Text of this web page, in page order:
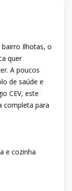
Ilhotas, o
quer
A poucos
de saúde e
CEV, este
completa para
e cozinha